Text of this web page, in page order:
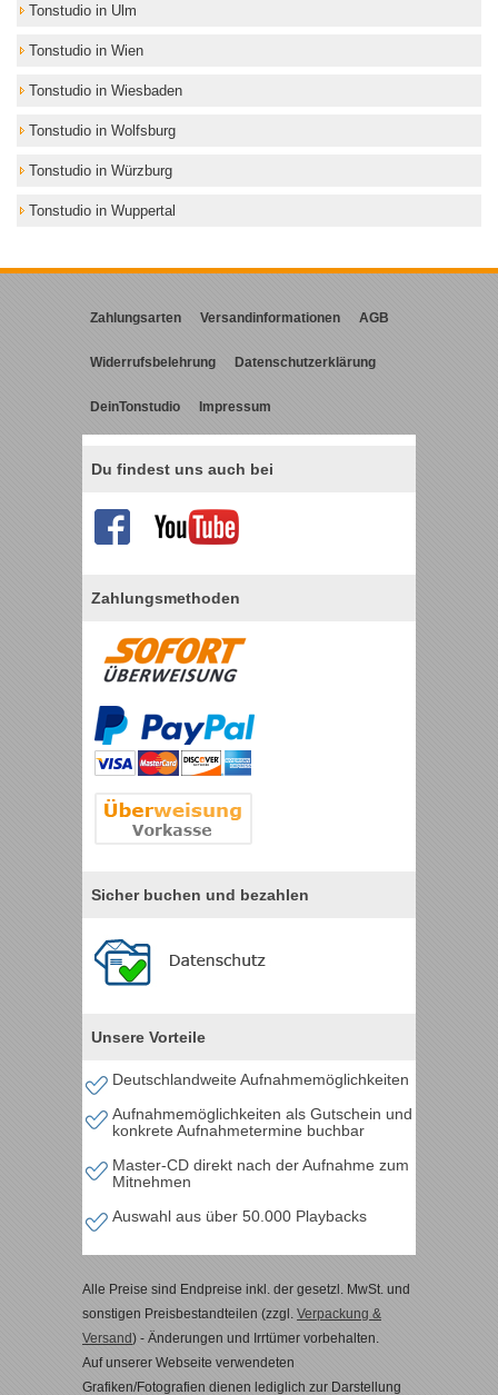
Tonstudio in Ulm
Tonstudio in Wien
Tonstudio in Wiesbaden
Tonstudio in Wolfsburg
Tonstudio in Würzburg
Tonstudio in Wuppertal
Zahlungsarten Versandinformationen AGB
Widerrufsbelehrung Datenschutzerklärung
DeinTonstudio Impressum
Du findest uns auch bei
Zahlungsmethoden
Sicher buchen und bezahlen
Unsere Vorteile
Deutschlandweite Aufnahmemöglichkeiten
Aufnahmemöglichkeiten als Gutschein und
konkrete Aufnahmetermine buchbar
Master-CD direkt nach der Aufnahme zum
Mitnehmen
Auswahl aus über 50.000 Playbacks
Alle Preise sind Endpreise inkl. der gesetzl. MwSt. und
sonstigen Preisbestandteilen (zzgl. Verpackung &
Versand) - Änderungen und Irrtümer vorbehalten.
Auf unserer Webseite verwendeten
Grafiken/Fotografien dienen lediglich zur Darstellung